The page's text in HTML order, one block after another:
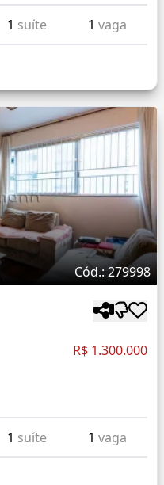
1 suíte 1 vaga
Cód.: 279998
R$ 1.300.000
1 suíte 1 vaga